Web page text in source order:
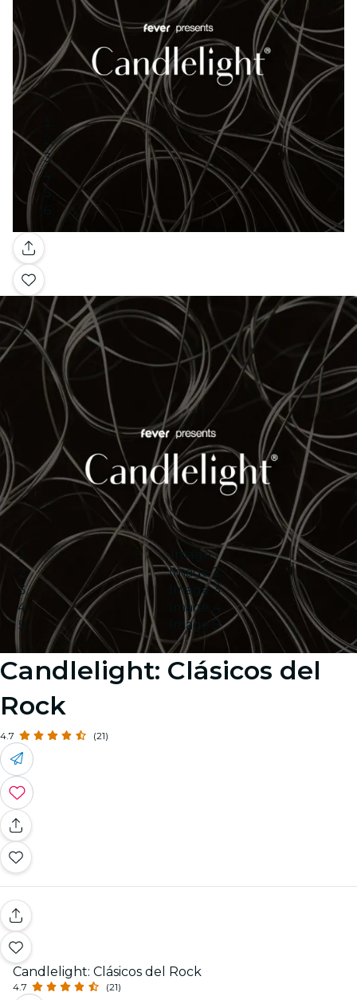
Galería
Image 1
Image 2
Image 3
Image 4
Image 5
Candlelight: Clásicos del
Rock
4.7 (21)
Candlelight: Clásicos del Rock
4.7 (21)